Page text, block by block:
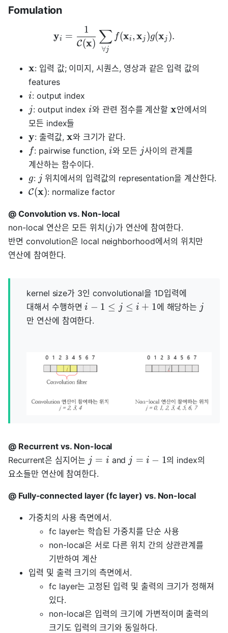
Fomulation
yi =
C(x)
1
∀j
∑ f(xi ,xj )g(xj ).
x: 입력 값; 이미지, 시퀀스, 영상과 같은 입력 값의
features
i: output index
j: output indexi와 관련 점수를 계산할x안에서의
모든 index들
y: 출력값, x와 크기가 같다.
f: pairwise function, i와 모든 j사이의 관계를
계산하는 함수이다.
g: j 위치에서의 입력값의 representation을 계산한다.
C(x): normalize factor
@ Convolution vs. Non-local
non-local 연산은 모든 위치(j)가 연산에 참여한다.
반면 convolution은 local neighborhood에서의 위치만
연산에 참여한다.
kernel size가 3인 convolutional을 1D입력에
대해서 수행하면i − 1 ≤ j ≤ i + 1에 해당하는 j
만 연산에 참여한다.
@ Recurrent vs. Non-local
Recurrent은 심지어는 j = i and j = i − 1의 index의
요소들만 연산에 참여한다.
@ Fully-connected layer (fc layer) vs. Non-local
가중치의 사용 측면에서.
fc layer는 학습된 가중치를 단순 사용
non-local은 서로 다른 위치 간의 상관관계를
기반하여 계산
입력 및 출력 크기의 측면에서.
fc layer는 고정된 입력 및 출력의 크기가 정해져
있다.
non-local은 입력의 크기에 가변적이며 출력의
크기도 입력의 크기와 동일하다.